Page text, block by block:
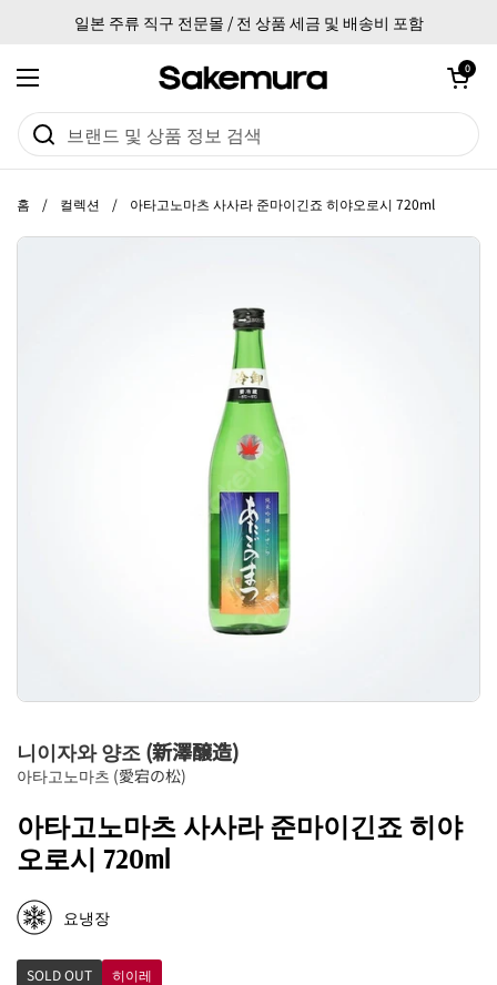
일본 주류 직구 전문몰 / 전 상품 세금 및 배송비 포함
메뉴 열기
카트 열기
0
홈 / 컬렉션 / 아타고노마츠 사사라 준마이긴죠 히야오로시 720ml
니이자와 양조 (新澤醸造)
아타고노마츠 (愛宕の松)
아타고노마츠 사사라 준마이긴죠 히야
오로시 720ml
요냉장
SOLD OUT 히이레